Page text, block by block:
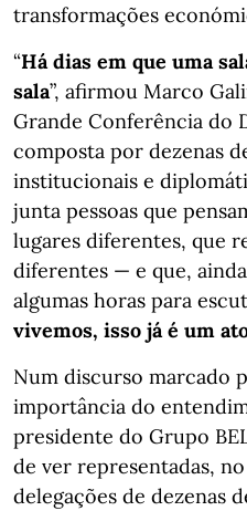
transformações
“Há dias em que uma
sala”, afirmou Marco
Grande Conferência do
composta por dezenas
institucionais e
junta pessoas que
lugares diferentes, que
diferentes — e que,
algumas horas para
vivemos, isso já é um
Num discurso marcado
importância do
presidente do Grupo
de ver representadas,
delegações de dezenas